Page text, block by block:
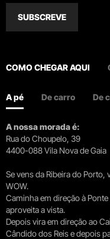
SUBSCREVE
COMO CHEGAR AQUI
A pé De carro De
A nossa morada é:
Rua do Choupelo, 39
4400-088 Vila Nova de Gaia
Se vens da Ribeira do Porto,
WOW.
Caminha em direção à
aproveita a vista.
Depois vira em direção ao
Cândido dos Reis e depois